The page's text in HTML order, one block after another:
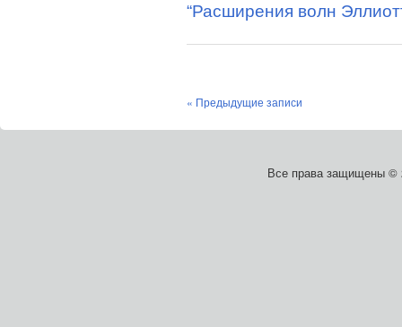
“Расширения волн
« Предыдущие записи
Все права защищены ©